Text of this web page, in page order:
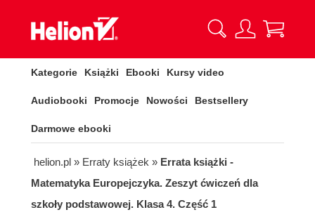
Kategorie Książki Ebooki Kursy video
Audiobooki Promocje Nowości Bestsellery
Darmowe ebooki
helion.pl » Erraty książek » Errata książki -
Matematyka Europejczyka. Zeszyt ćwiczeń dla
szkoły podstawowej. Klasa 4. Część 1